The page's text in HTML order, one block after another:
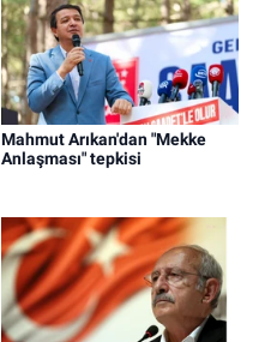
Mahmut Arıkan'dan "Mekke
Anlaşması" tepkisi